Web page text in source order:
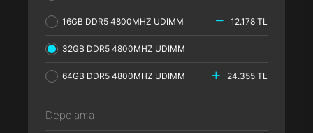
16GB DDR5 4800MHZ UDIMM 12.178 TL
32GB DDR5 4800MHZ UDIMM
64GB DDR5 4800MHZ UDIMM 24.355 TL
Depolama